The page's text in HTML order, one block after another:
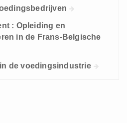
: Opleiding en
in de Frans-Belgische
de voedingsindustrie